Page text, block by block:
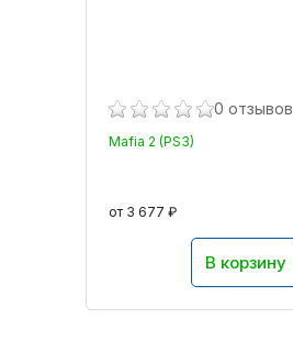
0 отзывов
Mafia 2 (PS3)
от 3 677 ₽
В корзину